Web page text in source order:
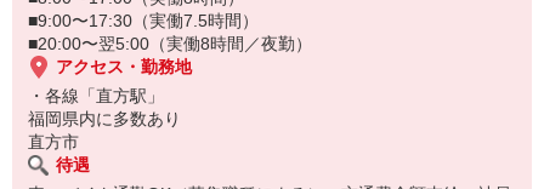
■9:00〜17:30（実働7.5時間）
■20:00〜翌5:00（実働8時間／夜勤）
アクセス・勤務地
・各線「直方駅」
福岡県内に多数あり
直方市
待遇